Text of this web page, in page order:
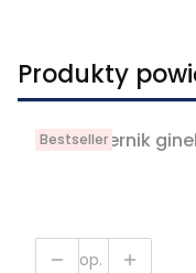
Produkty
BestsellerWziernik
op.